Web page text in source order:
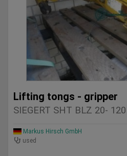
Lifting tongs - gripper
SIEGERT SHT BLZ 20- 120
Markus Hirsch GmbH
used